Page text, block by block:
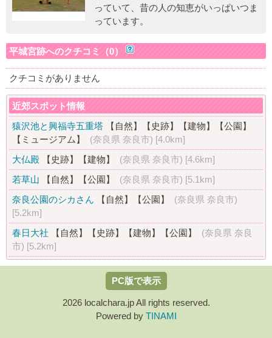
っていて、昔の人の知恵がいっぱいつま
っています。
平城宮跡へのクチコミ（0）
クチコミがありません
近郊スポット情報
猿沢池と興福寺五重塔
【自然】 【史跡】 【建物】
【公園】
【ミュージアム】
(奈良県 奈良市) [4.0km]
大仏殿
【史跡】 【建物】 (奈良県 奈良市) [4.6km]
若草山
【自然】 【公園】 (奈良県 奈良市) [5.1km]
奈良公園のシカさん
【自然】 【公園】
(奈良県 奈良市)
[5.2km]
春日大社
【自然】 【史跡】 【建物】 【公園】
(奈良県 奈良
市) [5.2km]
PC版で表示
2026 localchara.jp All rights reserved.
Powered by TINAMI